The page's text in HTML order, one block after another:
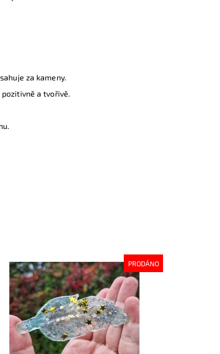
za kameny.
a tvořivě.
PRODÁNO
Vyprodáno
10384